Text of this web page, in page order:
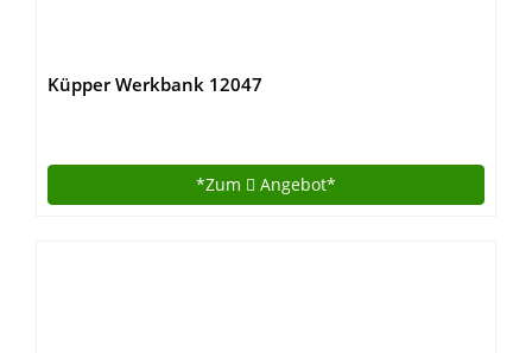
Küpper Werkbank 12047
*Zum Angebot*